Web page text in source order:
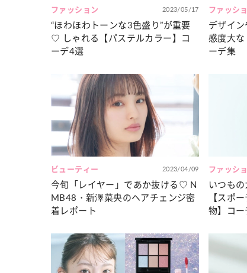
ファッション 2023/05/17
“ほわほわトーンな3色盛り”が重要
♡ しゃれる【パステルカラー】コ
ーデ4選
ファッシ
デザイ
感度大
ーデ集
ビューティー 2023/04/09
今旬「レイヤー」であか抜ける♡ N
MB48・新澤菜央のヘアチェンジ密
着レポート
ファッシ
いつも
【スポ
物】コ
カルチャー